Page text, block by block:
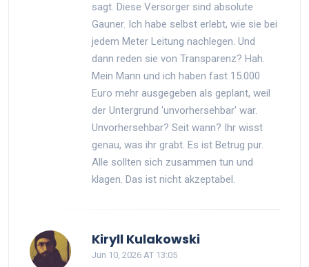
sagt. Diese Versorger sind absolute
Gauner. Ich habe selbst erlebt, wie sie bei
jedem Meter Leitung nachlegen. Und
dann reden sie von Transparenz? Hah.
Mein Mann und ich haben fast 15.000
Euro mehr ausgegeben als geplant, weil
der Untergrund 'unvorhersehbar' war.
Unvorhersehbar? Seit wann? Ihr wisst
genau, was ihr grabt. Es ist Betrug pur.
Alle sollten sich zusammen tun und
klagen. Das ist nicht akzeptabel.
Kiryll Kulakowski
Jun 10, 2026 AT 13:05